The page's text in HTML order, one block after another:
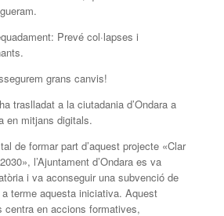
Prevé col·lapses i
grans canvis!
traslladat a la ciutadania d’Ondara a
en mitjans digitals.
de formar part d’aquest projecte «Clar
l’Ajuntament d’Ondara es va
i va aconseguir una subvenció de
terme aquesta iniciativa. Aquest
centra en accions formatives,